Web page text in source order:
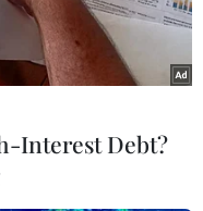
Interest Debt?